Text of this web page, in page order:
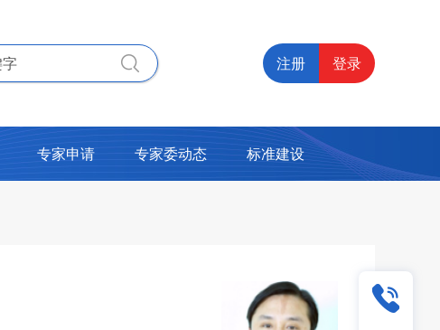
注册 登录
专家申请 专家委动态 标准建设